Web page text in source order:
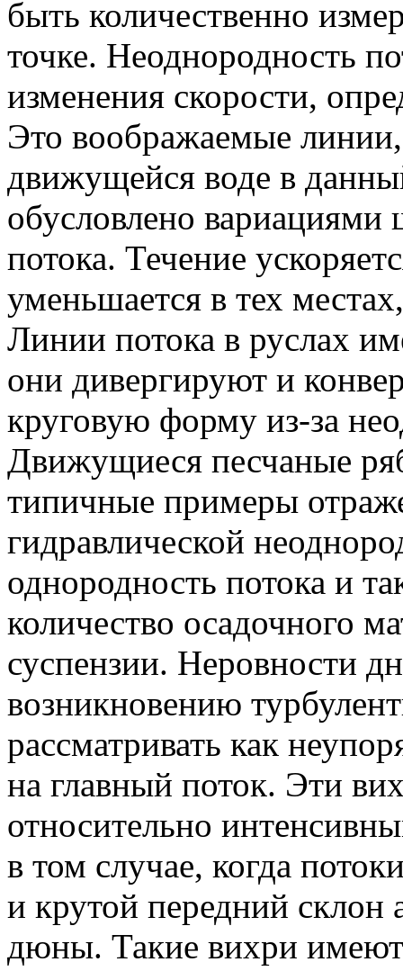
быть количественно
точке. Неоднородность
изменения скорости,
Это воображаемые
движущейся воде в
обусловлено
потока. Течение
уменьшается в тех
Линии потока в руслах
они дивергируют и
круговую форму из-за
Движущиеся песчаные
типичные примеры
гидравлической
однородность потока и
количество осадочного
суспензии. Неровности
возникновению
рассматривать как
на главный поток. Эти
относительно
в том случае, когда
и крутой передний
дюны. Такие вихри имеют